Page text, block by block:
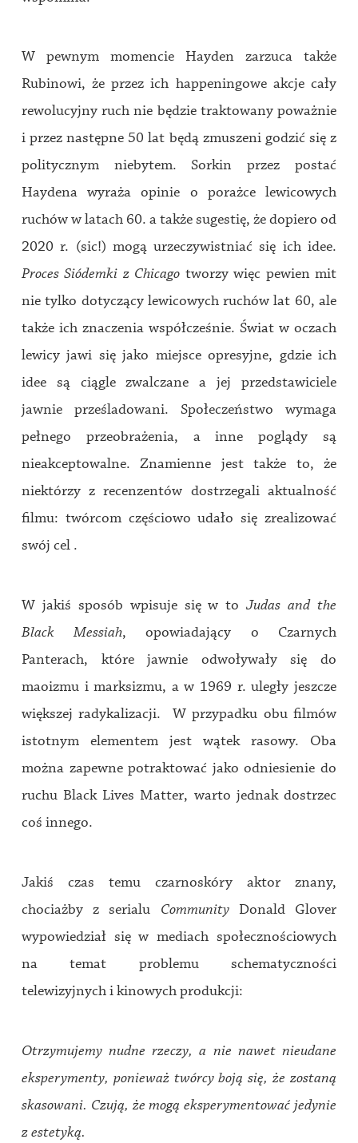
W pewnym momencie Hayden zarzuca także
Rubinowi, że przez ich happeningowe akcje cały
rewolucyjny ruch nie będzie traktowany poważnie
i przez następne 50 lat będą zmuszeni godzić się z
politycznym niebytem. Sorkin przez postać
Haydena wyraża opinie o porażce lewicowych
ruchów w latach 60. a także sugestię, że dopiero od
2020 r. (sic!) mogą urzeczywistniać się ich idee.
Proces Siódemki z Chicago tworzy więc pewien mit
nie tylko dotyczący lewicowych ruchów lat 60, ale
także ich znaczenia współcześnie. Świat w oczach
lewicy jawi się jako miejsce opresyjne, gdzie ich
idee są ciągle zwalczane a jej przedstawiciele
jawnie prześladowani. Społeczeństwo wymaga
pełnego przeobrażenia, a inne poglądy są
nieakceptowalne. Znamienne jest także to, że
niektórzy z recenzentów dostrzegali aktualność
filmu: twórcom częściowo udało się zrealizować
swój cel .
W jakiś sposób wpisuje się w toJudas and the
Black Messiah, opowiadający o Czarnych
Panterach, które jawnie odwoływały się do
maoizmu i marksizmu, a w 1969 r. uległy jeszcze
większej radykalizacji. W przypadku obu filmów
istotnym elementem jest wątek rasowy. Oba
można zapewne potraktować jako odniesienie do
ruchu Black Lives Matter, warto jednak dostrzec
coś innego.
Jakiś czas temu czarnoskóry aktor znany,
chociażby z serialu CommunityDonald Glover
wypowiedział się w mediach społecznościowych
na temat problemu schematyczności
telewizyjnych i kinowych produkcji:
Otrzymujemy nudne rzeczy, a nie nawet nieudane
eksperymenty, ponieważ twórcy boją się, że zostaną
skasowani. Czują, że mogą eksperymentować jedynie
z estetyką.